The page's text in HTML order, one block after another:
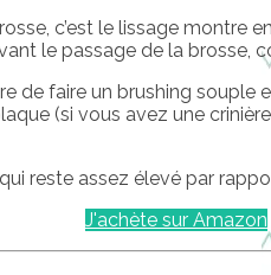
c’est le lissage montre
le passage de la brosse,
de faire un brushing souple
(si vous avez une
reste assez élevé par
J'achète sur Amazon